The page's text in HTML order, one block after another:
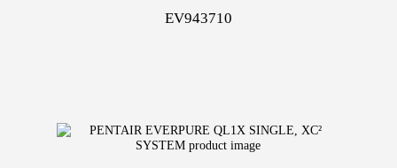
EV943710